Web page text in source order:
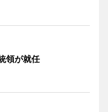
領が就任